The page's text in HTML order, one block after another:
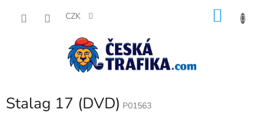
CZK
Stalag 17 (DVD) P01563